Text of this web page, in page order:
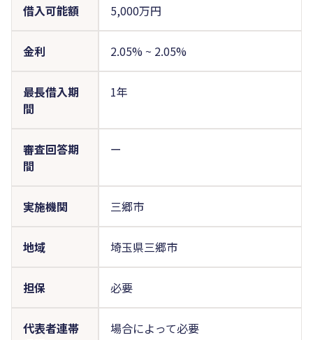
借入可能額 5,000万円
金利 2.05% ~ 2.05%
最長借入期
間
1年
審査回答期
間
ー
実施機関 三郷市
地域 埼玉県三郷市
担保 必要
代表者連帯
場合によって必要